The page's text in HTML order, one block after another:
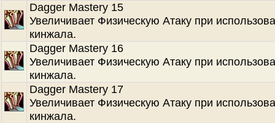
Dagger Mastery 15
Увеличивает Физическую Атаку при
кинжала.
Dagger Mastery 16
Увеличивает Физическую Атаку при
кинжала.
Dagger Mastery 17
Увеличивает Физическую Атаку при
кинжала.